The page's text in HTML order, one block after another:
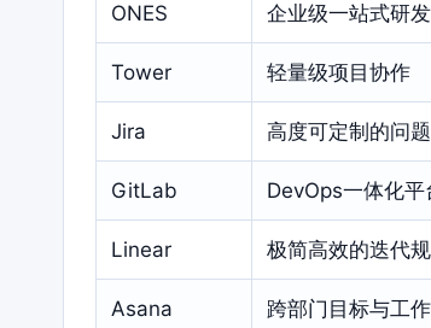
ONES 企业级一站式研
Tower 轻量级项目协作
Jira 高度可定制的问
GitLab DevOps一体化平
Linear 极简高效的迭代规
Asana 跨部门目标与工